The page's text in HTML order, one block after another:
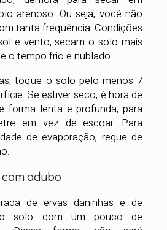
arenoso. Ou seja, você não
tanta frequência. Condições
e vento, secam o solo mais
o tempo frio e nublado.
toque o solo pelo menos 7
Se estiver seco, é hora de
forma lenta e profunda, para
em vez de escoar. Para
de evaporação, regue de
adubo
de ervas daninhas e de
o solo com um pouco de